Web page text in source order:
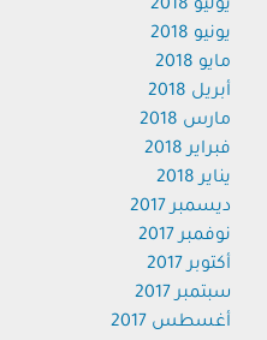
يوليو 2018
يونيو 2018
مايو 2018
أبريل 2018
مارس 2018
فبراير 2018
يناير 2018
ديسمبر 2017
نوفمبر 2017
أكتوبر 2017
سبتمبر 2017
أغسطس 2017